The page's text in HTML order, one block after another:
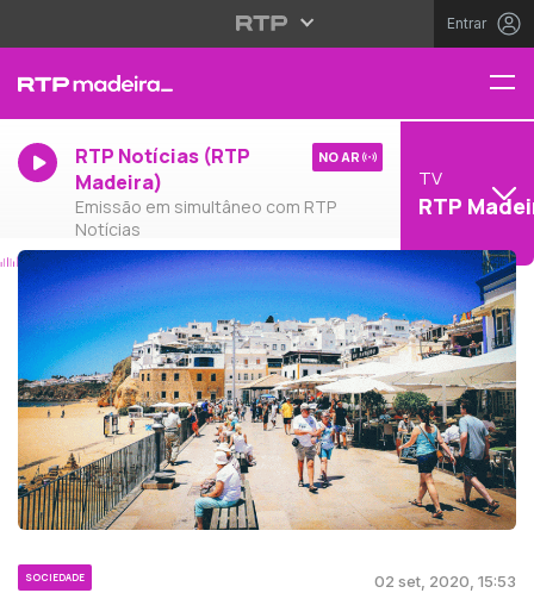
Entrar
RTP Notícias (RTP
Madeira)
Emissão em simultâneo com RTP
Notícias
NO AR
TV
RTP
SOCIEDADE 02 set, 2020, 15:53